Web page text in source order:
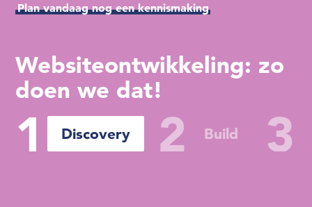
Plan vandaag nog een kennismaking
Websiteontwikkeling: zo
doen we dat!
1 Discovery 2 Build 3